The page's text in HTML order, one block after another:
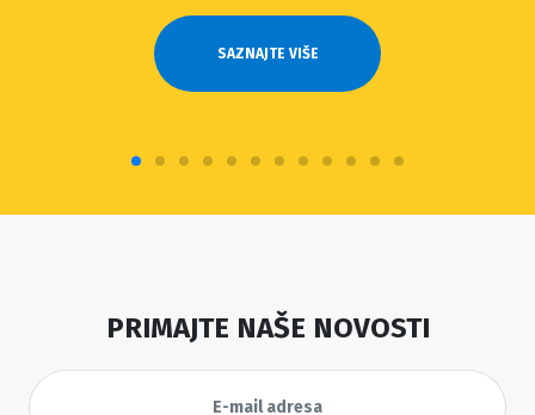
SAZNAJTE VIŠE
PRIMAJTE NAŠE NOVOSTI